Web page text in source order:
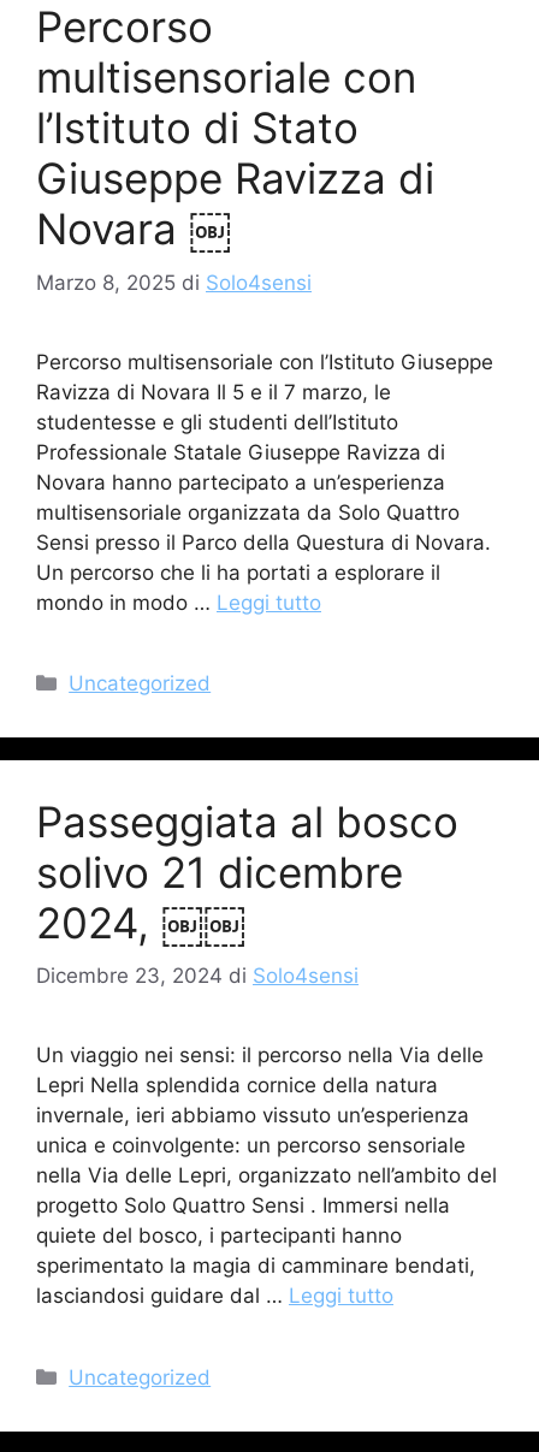
Percorso
multisensoriale con
l’Istituto di Stato
Giuseppe Ravizza di
Novara ￼
Marzo 8, 2025 di Solo4sensi
Percorso multisensoriale con l’Istituto Giuseppe
Ravizza di Novara Il 5 e il 7 marzo, le
studentesse e gli studenti dell’Istituto
Professionale Statale Giuseppe Ravizza di
Novara hanno partecipato a un’esperienza
multisensoriale organizzata da Solo Quattro
Sensi presso il Parco della Questura di Novara.
Un percorso che li ha portati a esplorare il
mondo in modo … Leggi tutto
Categorie
Uncategorized
Passeggiata al bosco
solivo 21 dicembre
2024, ￼￼
Dicembre 23, 2024 di Solo4sensi
Un viaggio nei sensi: il percorso nella Via delle
Lepri Nella splendida cornice della natura
invernale, ieri abbiamo vissuto un’esperienza
unica e coinvolgente: un percorso sensoriale
nella Via delle Lepri, organizzato nell’ambito del
progetto Solo Quattro Sensi . Immersi nella
quiete del bosco, i partecipanti hanno
sperimentato la magia di camminare bendati,
lasciandosi guidare dal … Leggi tutto
Categorie
Uncategorized